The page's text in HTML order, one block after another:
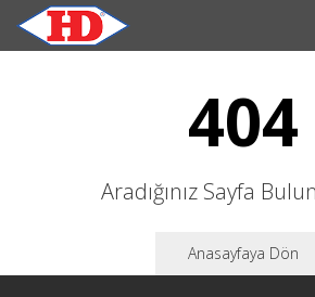
404
Aradığınız Sayfa
Anasayfaya Dön